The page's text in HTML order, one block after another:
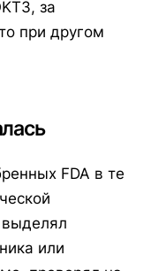
за
при другом
FDA в те
или